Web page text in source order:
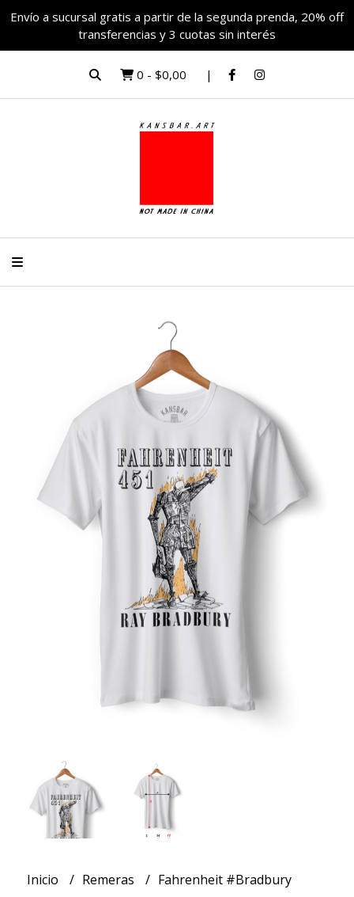
Envío a sucursal gratis a partir de la segunda prenda, 20% off
transferencias y 3 cuotas sin interés
0 - $0,00
Inicio Remeras Fahrenheit #Bradbury